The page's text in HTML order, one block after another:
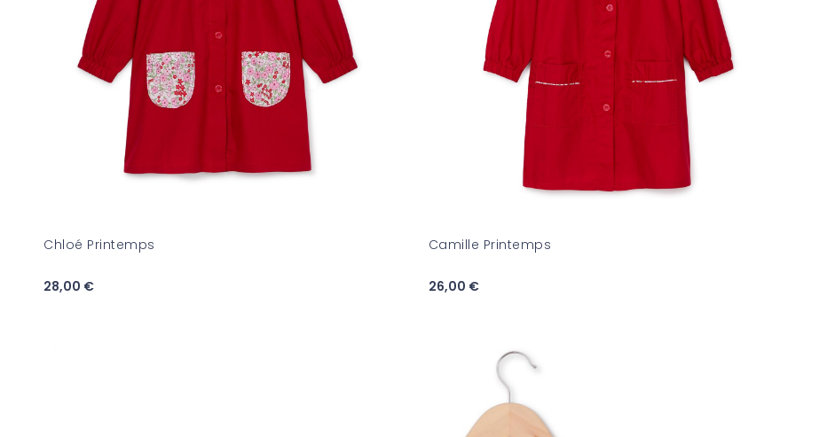
Chloé Printemps
28,00 €
Camille Printemps
26,00 €